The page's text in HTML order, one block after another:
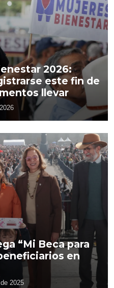
2026:
este fin de
llevar
“Mi Beca para
en
2025